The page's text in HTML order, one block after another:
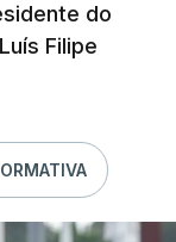
do
Filipe